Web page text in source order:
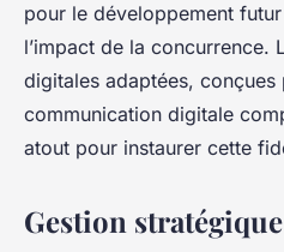
pour le développement
l’impact de la concurrence.
digitales adaptées, conçues
communication digitale
atout pour instaurer cette
Gestion